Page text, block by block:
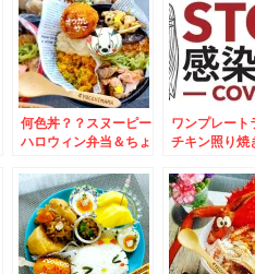
何色丼？？スヌーピー
ハロウィン弁当＆ちょ
タン♪グラタンの具材
の激オススメ見つけ
た！！！！！！
ワンプレー
チキン照り焼
ート☆